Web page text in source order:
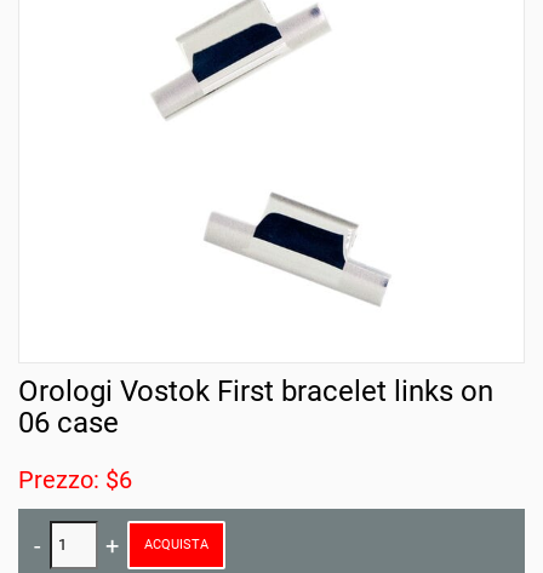
Orologi Vostok First bracelet links on
06 case
Prezzo: $6
ACQUISTA